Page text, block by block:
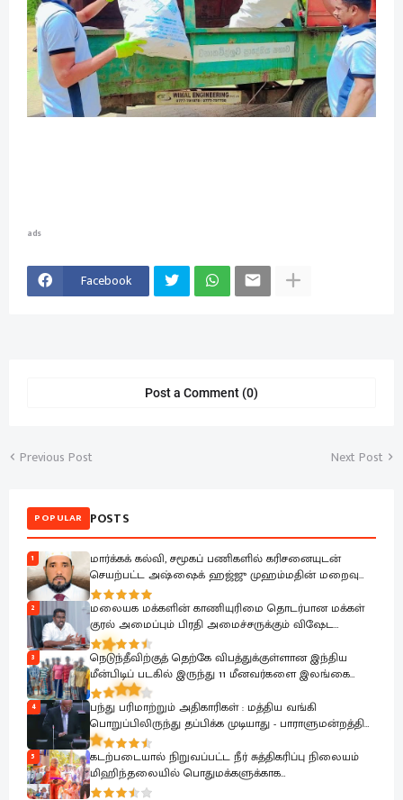
ads
Facebook
Post a Comment (0)
Previous Post Next Post
POPULAR POSTS
1
மார்க்கக் கல்வி, சமூகப் பணிகளில் கரிசனையுடன்
செயற்பட்ட அஷ்ஷைக் ஹஜ்ஜு முஹம்மதின் மறைவு
பேரிழப்பாகும்; அம்பாறை மாவட்ட ஜம்இய்யத்துல் உலமா
ஆழ்ந்த கவலை.!
2
மலையக மக்களின் காணியுரிமை தொடர்பான மக்கள்
குரல் அமைப்பும் பிரதி அமைச்சருக்கும் விஷேட
கலந்துரையாடல்
3
நெடுந்தீவிற்குத் தெற்கே விபத்துக்குள்ளான இந்திய
மீன்பிடிப் படகில் இருந்து 11 மீனவர்களை இலங்கை
கடற்படை பாதுகாப்பாக மீட்டது
4
பந்து பரிமாற்றும் அதிகாரிகள் : மத்திய வங்கி
பொறுப்பிலிருந்து தப்பிக்க முடியாது - பாராளுமன்றத்தில்
ரவூப் ஹக்கீம் ஆவேசம்
5
கடற்படையால் நிறுவப்பட்ட நீர் சுத்திகரிப்பு நிலையம்
மிஹிந்தலையில் பொதுமக்களுக்காக
கையளிக்கப்பட்டது